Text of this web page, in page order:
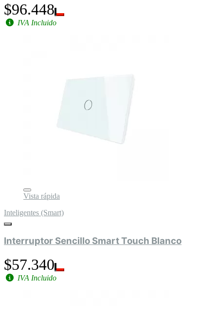
$96.448
IVA Incluido
Vista rápida
Inteligentes (Smart)
Interruptor Sencillo Smart Touch Blanco
$57.340
IVA Incluido